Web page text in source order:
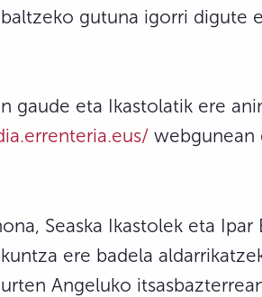
gutuna igorri digute
gaude eta Ikastolatik ere
webgunean
Seaska Ikastolek eta
ere badela
Angeluko